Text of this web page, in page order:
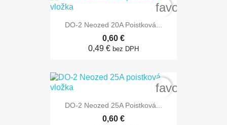
DO-2 Neozed 20A Poistková...
0,60 €
0,49 € bez DPH
DO-2 Neozed 25A Poistková...
0,60 €